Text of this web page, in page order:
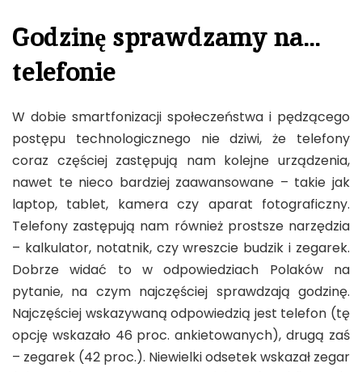
Godzinę sprawdzamy na…
telefonie
W dobie smartfonizacji społeczeństwa i pędzącego
postępu technologicznego nie dziwi, że telefony
coraz częściej zastępują nam kolejne urządzenia,
nawet te nieco bardziej zaawansowane – takie jak
laptop, tablet, kamera czy aparat fotograficzny.
Telefony zastępują nam również prostsze narzędzia
– kalkulator, notatnik, czy wreszcie budzik i zegarek.
Dobrze widać to w odpowiedziach Polaków na
pytanie, na czym najczęściej sprawdzają godzinę.
Najczęściej wskazywaną odpowiedzią jest telefon (tę
opcję wskazało 46 proc. ankietowanych), drugą zaś
– zegarek (42 proc.). Niewielki odsetek wskazał zegar